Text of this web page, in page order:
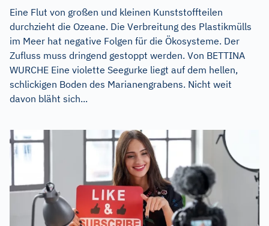
Eine Flut von großen und kleinen Kunststoffteilen
durchzieht die Ozeane. Die Verbreitung des Plastikmülls
im Meer hat negative Folgen für die Ökosysteme. Der
Zufluss muss dringend gestoppt werden. Von BETTINA
WURCHE Eine violette Seegurke liegt auf dem hellen,
schlickigen Boden des Marianengrabens. Nicht weit
davon bläht sich...